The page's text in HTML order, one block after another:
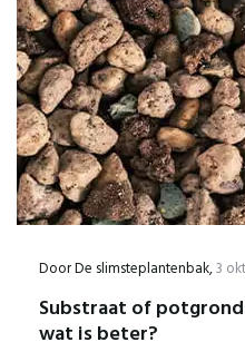
DoorDe slimsteplantenbak,3
Substraat of
wat is beter?